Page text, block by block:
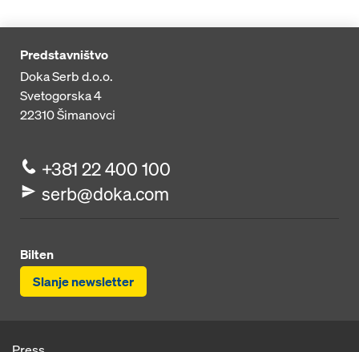
Predstavništvo
Doka Serb d.o.o.
Svetogorska 4
22310Šimanovci
+381 22 400 100
serb@doka.com
Bilten
Slanje newsletter